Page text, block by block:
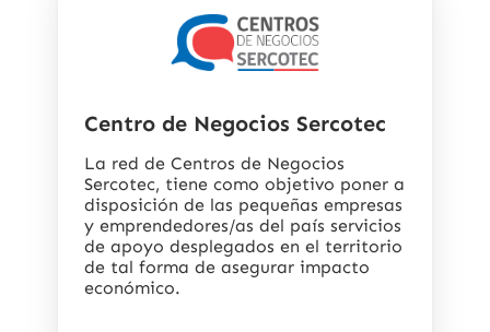
Centro de Negocios Sercotec
La red de Centros de Negocios
Sercotec, tiene como objetivo poner a
disposición de las pequeñas empresas
y emprendedores/as del país servicios
de apoyo desplegados en el territorio
de tal forma de asegurar impacto
económico.